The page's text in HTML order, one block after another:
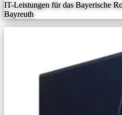
IT-Leistungen für das Bayerische
Bayreuth